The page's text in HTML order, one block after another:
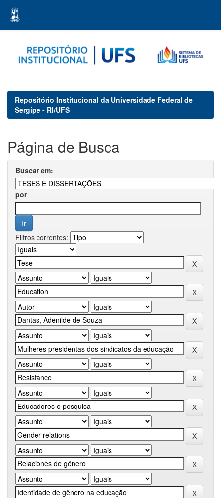
navigation
Repositório Institucional da Universidade Federal de
Sergipe - RI/UFS
Página de Busca
Buscar em:
por
Filtros correntes: